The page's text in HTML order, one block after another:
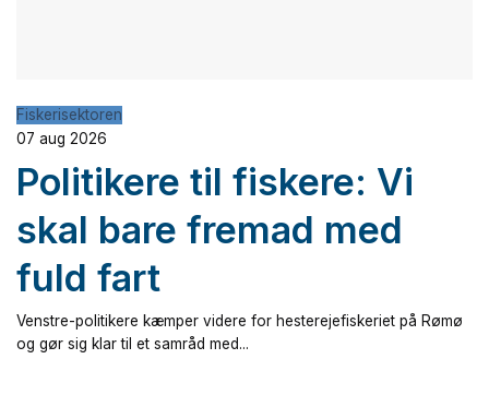
Fiskerisektoren
07 aug 2026
Politikere til fiskere: Vi
skal bare fremad med
fuld fart
Venstre-politikere kæmper videre for hesterejefiskeriet på Rømø
og gør sig klar til et samråd med...